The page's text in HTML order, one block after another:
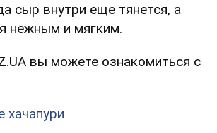
сыр внутри еще тянется, а
нежным и мягким.
вы можете ознакомиться с
хачапури